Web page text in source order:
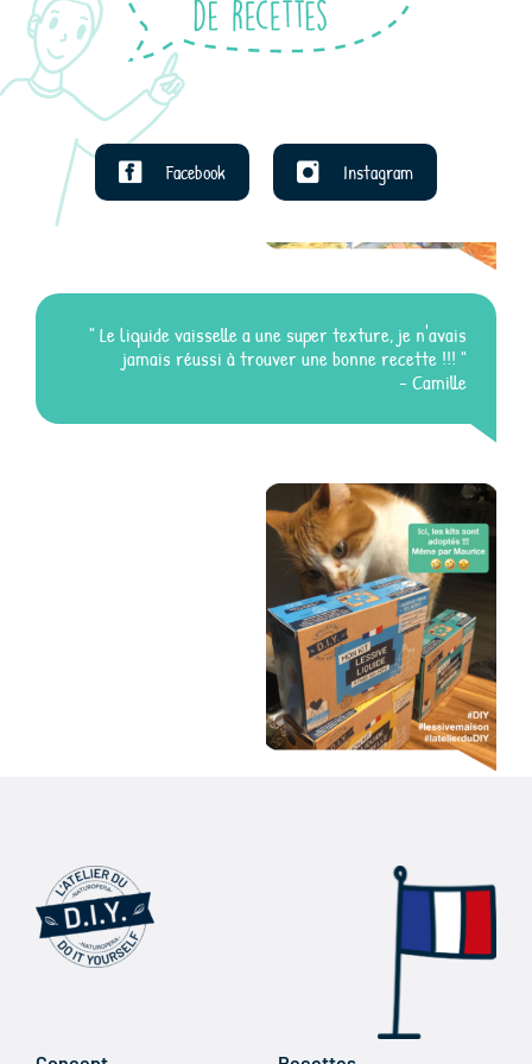
Facebook Instagram
" Le liquide vaisselle a une super texture, je n'avais
jamais réussi à trouver une bonne recette !!! "
- Camille